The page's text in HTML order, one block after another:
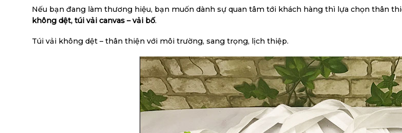
Nếu bạn đang làm thương hiệu, bạn muốn dành sự quan tâm tới khách hàng thì lựa chọn thân
không dệt, túi vải canvas – vải bố.
Túi vải không dệt – thân thiện với môi trường, sang trọng, lịch thiệp.